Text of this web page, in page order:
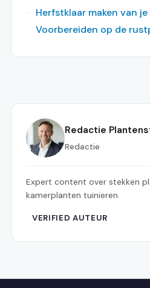
Herfstklaar maken van je
Voorbereiden op de
Redactie
Redactie
Expert content over stekken
kamerplanten tuinieren
VERIFIED AUTEUR